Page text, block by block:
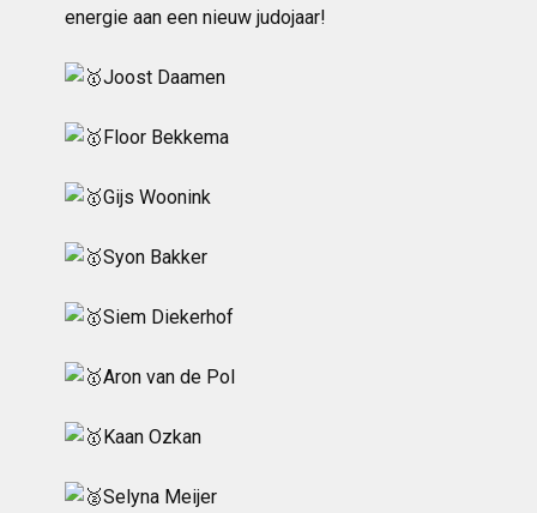
energie aan een nieuw judojaar!
Joost Daamen
Floor Bekkema
Gijs Woonink
Syon Bakker
Siem Diekerhof
Aron van de Pol
Kaan Ozkan
Selyna Meijer